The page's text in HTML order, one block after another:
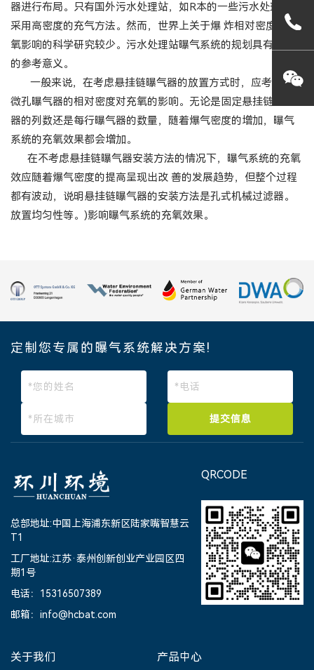
器进行布局。只有国外污水处理站，如R本的一些污水处理站，
采用高密度的充气方法。然而，世界上关于爆 炸相对密度对充
氧影响的科学研究较少。污水处理站曝气系统的规划具有重要
的参考意义。
一般来说，在考虑悬挂链曝气器的放置方式时，应考虑盘式
微孔曝气器的相对密度对充氧的影响。无论是固定悬挂链曝气
器的列数还是每行曝气器的数量，随着爆气密度的增加，曝气
系统的充氧效果都会增加。
在不考虑悬挂链曝气器安装方法的情况下，曝气系统的充氧
效应随着爆气密度的提高呈现出改 善的发展趋势，但整个过程
都有波动，说明悬挂链曝气器的安装方法是孔式机械过滤器。
放置均匀性等。)影响曝气系统的充氧效果。
定制您专属的曝气系统解决方案!
提交信息
总部地址:中国上海浦东新区陆家嘴智慧云
T1
工厂地址:江苏·泰州创新创业产业园区四
期1号
电话：15316507389
邮箱：info@hcbat.com
QRCODE
关于我们 产品中心